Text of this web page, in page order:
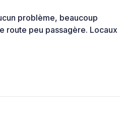
problème, beaucoup
route peu passagère. Locaux